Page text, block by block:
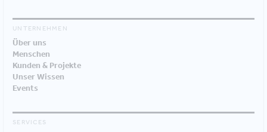
UNTERNEHMEN
Über uns
Menschen
Kunden & Projekte
Unser Wissen
Events
SERVICES